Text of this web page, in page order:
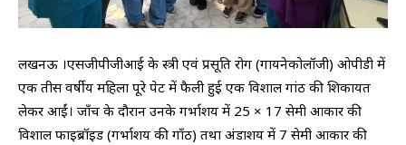
लखनऊ ।एसजीपीजीआई के स्त्री एवं प्रसूति रोग (गायनेकोलॉजी) ओपीडी में
एक तीस वर्षीय महिला पूरे पेट में फैली हुई एक विशाल गांठ की शिकायत
लेकर आईं। जाँच के दौरान उनके गर्भाशय में 25 × 17 सेमी आकार की
विशाल फाइब्रॉइड (गर्भाशय की गाँठ) तथा अंडाशय में 7 सेमी आकार की